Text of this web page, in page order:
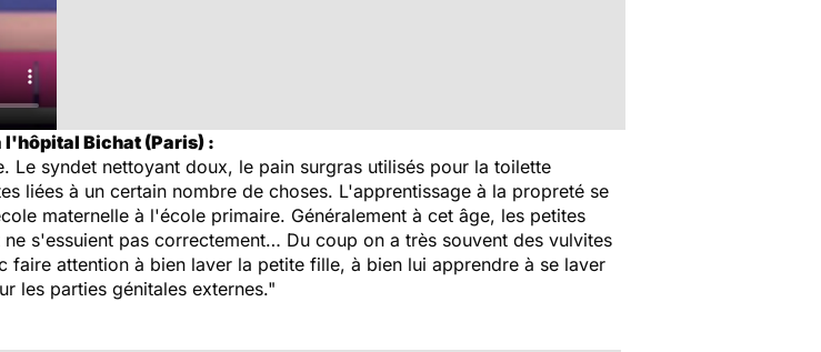
l'hôpital Bichat (Paris) :
syndet nettoyant doux, le pain surgras utilisés pour la toilette
liées à un certain nombre de choses. L'apprentissage à la propreté se
maternelle à l'école primaire. Généralement à cet âge, les petites
s'essuient pas correctement… Du coup on a très souvent des vulvites
attention à bien laver la petite fille, à bien lui apprendre à se laver
les parties génitales externes."